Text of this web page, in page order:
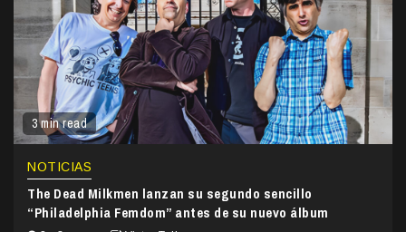
3 min read
NOTICIAS
The Dead Milkmen lanzan su segundo sencillo
“Philadelphia Femdom” antes de su nuevo álbum